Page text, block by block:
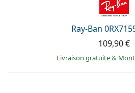
Ray-Ban
109,90 €
Livraison gratuite&